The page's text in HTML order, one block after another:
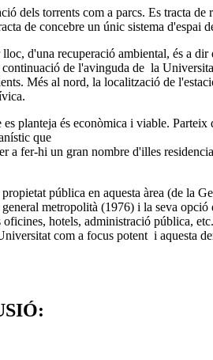
dels torrents com a parcs. Es tracta de
de concebre un únic sistema d'espai
d'una recuperació ambiental, és a
de l'avinguda de la
Més al nord, la localització de
planteja és econòmica i viable. Parteix
que
a fer-hi un gran nombre d'illes
pública en aquesta àrea (de la
metropolità (1976) i la seva
hotels, administració pública,
com a focus potent i aquesta